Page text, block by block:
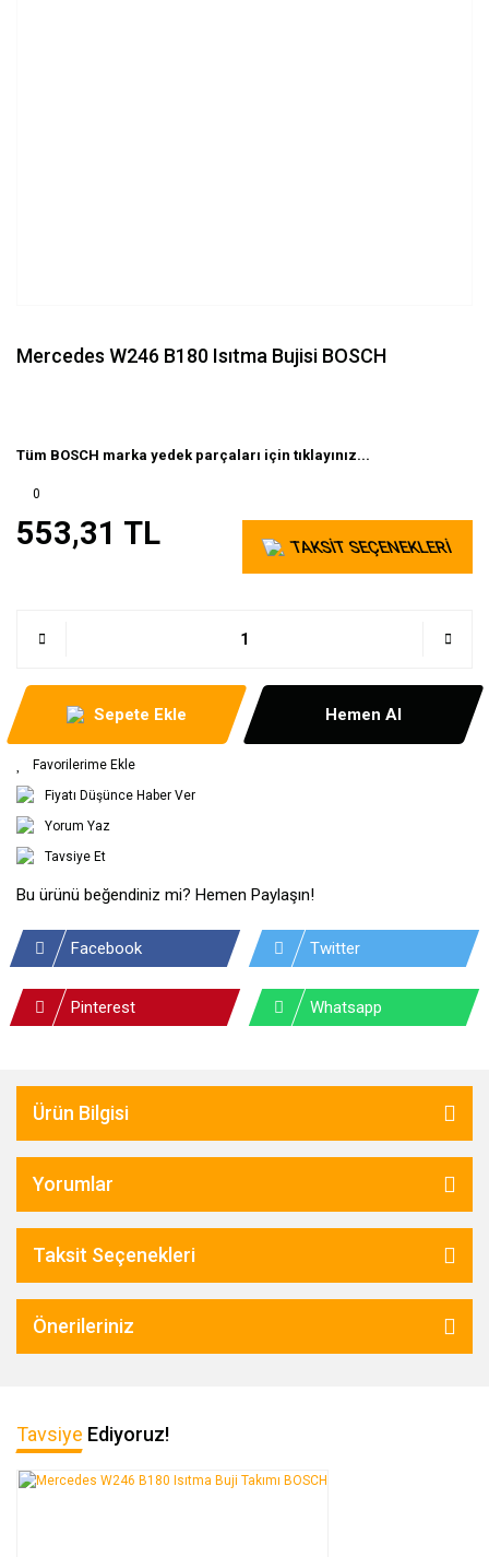
Mercedes W246 B180 Isıtma Bujisi BOSCH
Tüm BOSCH marka yedek parçaları için tıklayınız...
0
553,31 TL TAKSİT SEÇENEKLERİ
Sepete Ekle Hemen Al
Fiyatı Düşünce Haber Ver
Yorum Yaz
Tavsiye Et
Bu ürünü beğendiniz mi? Hemen Paylaşın!
Facebook Twitter
Pinterest Whatsapp
Ürün Bilgisi
Yorumlar
Taksit Seçenekleri
Önerileriniz
Tavsiye Ediyoruz!